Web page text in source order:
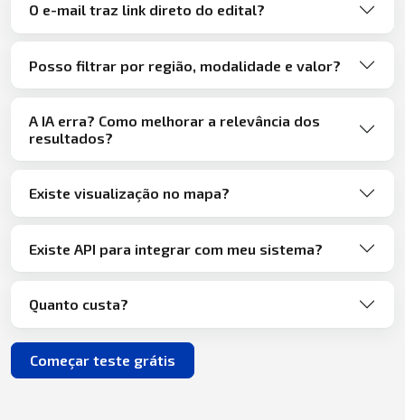
O e-mail traz link direto do edital?
Posso filtrar por região, modalidade e valor?
A IA erra? Como melhorar a relevância dos
resultados?
Existe visualização no mapa?
Existe API para integrar com meu sistema?
Quanto custa?
Começar teste grátis